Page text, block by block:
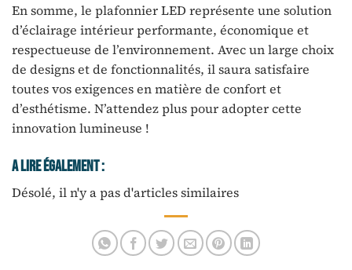
En somme, le plafonnier LED représente une solution
d’éclairage intérieur performante, économique et
respectueuse de l’environnement. Avec un large choix
de designs et de fonctionnalités, il saura satisfaire
toutes vos exigences en matière de confort et
d’esthétisme. N’attendez plus pour adopter cette
innovation lumineuse !
A Lire Également :
Désolé, il n'y a pas d'articles similaires